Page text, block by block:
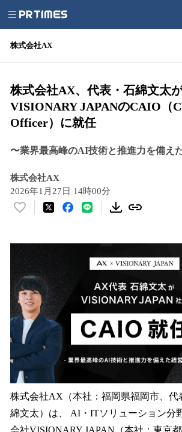
株式会社AX
株式会社AX、代表・石綿文太
VISIONARY JAPANのCAIO（
Officer）に就任
〜業界最高峰のAI技術と推進力を備え
株式会社AX
2026年1月27日 14時00分
い
！
数
を
読
み
込
み
中
で
株式会社AX（本社：福岡県福岡市、代
綿文太）は、 AI・ITソリューション分
会社VISIONARY JAPAN（本社：東京